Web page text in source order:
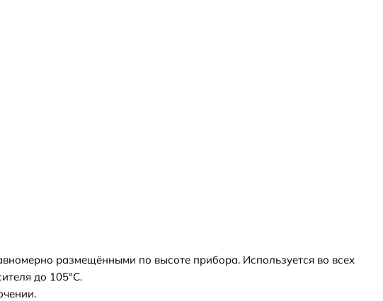
размещёнными по высоте прибора. Используется во всех
до 105°С.